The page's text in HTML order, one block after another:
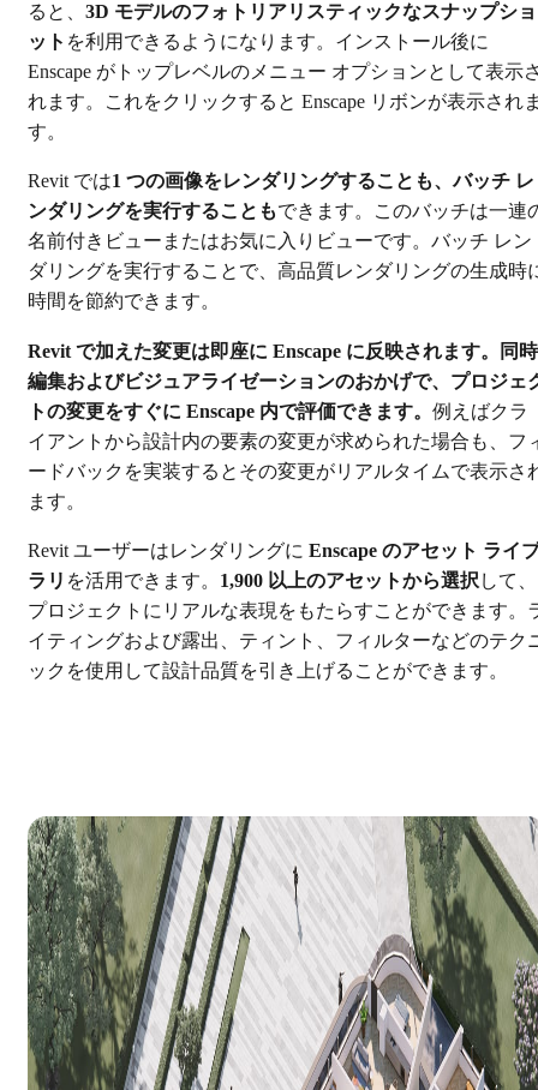
ると、 3D モデルのフォトリアリスティックなスナップショ
ット を利用できるようになります。インストール後に
Enscape がトップレベルのメニュー オプションとして表示
れます。これをクリックすると Enscape リボンが表示され
す。
Revit では1 つの画像をレンダリングすることも、バッチ レ
ンダリングを実行することもできます。このバッチは一連
名前付きビューまたはお気に入りビューです。バッチ レン
ダリングを実行することで、高品質レンダリングの生成時
時間を節約できます。
Revit で加えた変更は即座に Enscape に反映されます。同時
編集およびビジュアライゼーションのおかげで、プロジェ
トの変更をすぐに Enscape 内で評価できます。 例えばクラ
イアントから設計内の要素の変更が求められた場合も、フ
ードバックを実装するとその変更がリアルタイムで表示さ
ます。
Revit ユーザーはレンダリングに Enscape のアセット ライ
ラリ を活用できます。 1,900 以上のアセットから選択して、
プロジェクトにリアルな表現をもたらすことができます。
イティングおよび露出、ティント、フィルターなどのテク
ックを使用して設計品質を引き上げることができます。